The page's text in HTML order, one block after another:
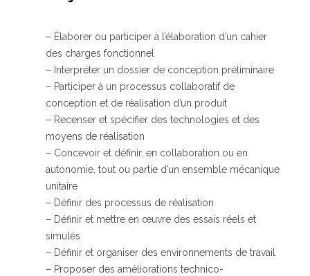
Qui sommes-nous ?
GRETA-CFA de Besançon
GRETA-CFA Haute-Saône – Nord Franche-Comté
GRETA-CFA Jura
Nos offres d’emplois
– Élaborer ou participer à l’élaboration d’un cahier
des charges fonctionnel
– Interpréter un dossier de conception préliminaire
– Participer à un processus collaboratif de
conception et de réalisation d’un produit
– Recenser et spécifier des technologies et des
moyens de réalisation
– Concevoir et définir, en collaboration ou en
autonomie, tout ou partie d’un ensemble mécanique
unitaire
– Définir des processus de réalisation
– Définir et mettre en œuvre des essais réels et
simulés
– Définir et organiser des environnements de travail
– Proposer des améliorations technico-